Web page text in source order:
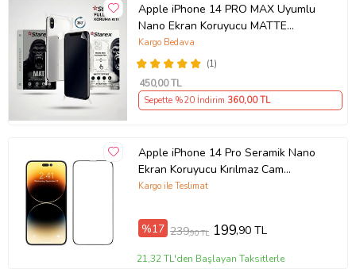
Apple iPhone 14 PRO MAX Uyumlu
Nano Ekran Koruyucu MATTE
HAYALET - Full Arka Kaplama 360
Koruma STAREX
(1)
Kargo Bedava
450,00 TL
Sepette %20 İndirim 360,00 TL
Apple iPhone 14 Pro Seramik Nano
Ekran Koruyucu Kırılmaz Cam
(Şeffaf)
Kargo ile Teslimat
%17 239,90 TL 199,90 TL
21,32 TL'den Başlayan Taksitlerle